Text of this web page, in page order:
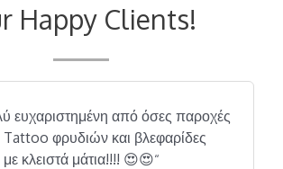
Happy Clients!
ευχαριστημένη από όσες παροχές
Tattoo φρυδιών και βλεφαρίδες
κλειστά μάτια!!!! 😍😍“